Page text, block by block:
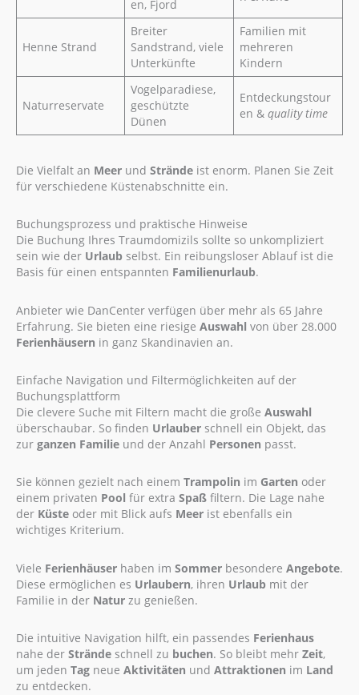
en, Fjord
Henne Strand
Breiter
Sandstrand, viele
Unterkünfte
Familien mit
mehreren
Kindern
Naturreservate
Vogelparadiese,
geschützte
Dünen
Entdeckungstour
en & quality time
Die Vielfalt an Meer und Strände ist enorm. Planen Sie Zeit
für verschiedene Küstenabschnitte ein.
Buchungsprozess und praktische Hinweise
Die Buchung Ihres Traumdomizils sollte so unkompliziert
sein wie der Urlaub selbst. Ein reibungsloser Ablauf ist die
Basis für einen entspannten Familienurlaub.
Anbieter wie DanCenter verfügen über mehr als 65 Jahre
Erfahrung. Sie bieten eine riesige Auswahl von über 28.000
Ferienhäusern in ganz Skandinavien an.
Einfache Navigation und Filtermöglichkeiten auf der
Buchungsplattform
Die clevere Suche mit Filtern macht die große Auswahl
überschaubar. So finden Urlauber schnell ein Objekt, das
zur ganzen Familie und der Anzahl Personen passt.
Sie können gezielt nach einem Trampolin im Garten oder
einem privaten Pool für extra Spaß filtern. Die Lage nahe
der Küste oder mit Blick aufs Meer ist ebenfalls ein
wichtiges Kriterium.
Viele Ferienhäuser haben im Sommer besondere Angebote.
Diese ermöglichen es Urlaubern, ihren Urlaub mit der
Familie in der Natur zu genießen.
Die intuitive Navigation hilft, ein passendes Ferienhaus
nahe der Strände schnell zu buchen. So bleibt mehr Zeit,
um jeden Tag neue Aktivitäten und Attraktionen im Land
zu entdecken.